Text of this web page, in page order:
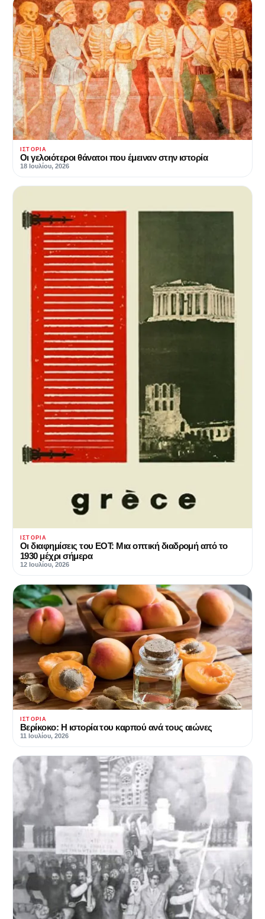
ΙΣΤΟΡΊΑ
Οι γελοιότεροι θάνατοι που έμειναν στην ιστορία
18 Ιουλίου, 2026
ΙΣΤΟΡΊΑ
Οι διαφημίσεις του ΕΟΤ: Μια οπτική διαδρομή από το
1930 μέχρι σήμερα
12 Ιουλίου, 2026
ΙΣΤΟΡΊΑ
Βερίκοκο: Η ιστορία του καρπού ανά τους αιώνες
11 Ιουλίου, 2026